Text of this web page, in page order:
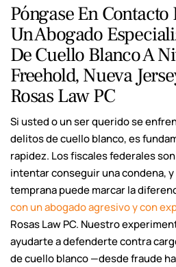
Póngase En
Un Abogado
De Cuello Blanco A
Freehold, Nueva
Rosas Law PC
Si usted o un ser querido se
delitos de cuello blanco, es
rapidez. Los fiscales federales
intentar conseguir una condena,
temprana puede marcar la
con un abogado agresivo y con
Rosas Law PC. Nuestro
ayudarte a defenderte contra
de cuello blanco —desde fraude